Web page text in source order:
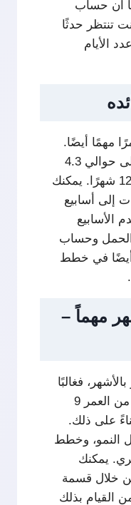
أن حساب
تنتظر حدثًا
الأيام
مهمًا أيضًا.
فبشكلٍ عام، يحتوي الشهر على حوالي 4.3
أسابيع، بينما يتكون العام من 12 شهرًا. يمكنك
إلى أسابيع
52. تُستخدم الأسابيع
وحساب
أيضًا في خطط
مهماً –
فغالبًا
ما يقول الآباء إن طفلهم يبلغ من العمر 9
على ذلك.
النمو، وخطط
يمكنك
خلال قسمة
وبدلاً من القيام بذلك